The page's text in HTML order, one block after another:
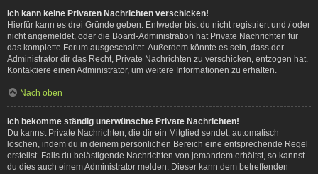
Ich kann keine Privaten Nachrichten verschicken!
Hierfür kann es drei Gründe geben: Entweder bist du nicht registriert und / oder
nicht angemeldet, oder die Board-Administration hat Private Nachrichten für
das komplette Forum ausgeschaltet. Außerdem könnte es sein, dass der
Administrator dir das Recht, Private Nachrichten zu verschicken, entzogen hat.
Kontaktiere einen Administrator, um weitere Informationen zu erhalten.
Nach oben
Ich bekomme ständig unerwünschte Private Nachrichten!
Du kannst Private Nachrichten, die dir ein Mitglied sendet, automatisch
löschen, indem du in deinem persönlichen Bereich eine entsprechende Regel
erstellst. Falls du belästigende Nachrichten von jemandem erhältst, so kannst
du dies auch einem Administrator melden. Dieser kann dem betreffenden